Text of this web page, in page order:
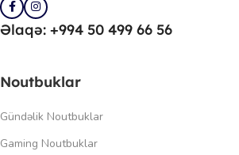
Əlaqə: +994 50 499 66 56
Noutbuklar
Gündəlik Noutbuklar
Gaming Noutbuklar